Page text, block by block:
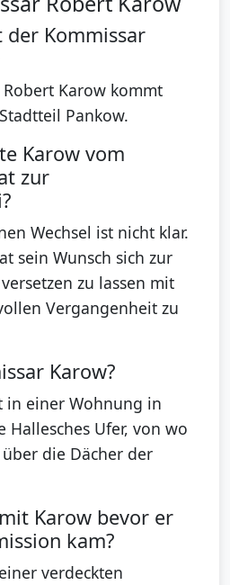
Kommissar
Karow kommt
Pankow.
Karow vom
zur
Wechsel ist nicht klar.
sein Wunsch sich zur
zu lassen mit
Vergangenheit zu
Karow?
in einer Wohnung in
Hallesches Ufer, von wo
die Dächer der
Karow bevor er
kam?
verdeckten